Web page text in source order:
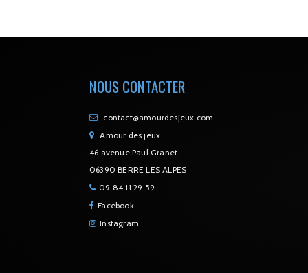
NOUS CONTACTER
contact@amourdesjeux.com
Amour des jeux
46 avenue Paul Granet
06390 BERRE LES ALPES
09 84 11 29 59
Facebook
Instagram